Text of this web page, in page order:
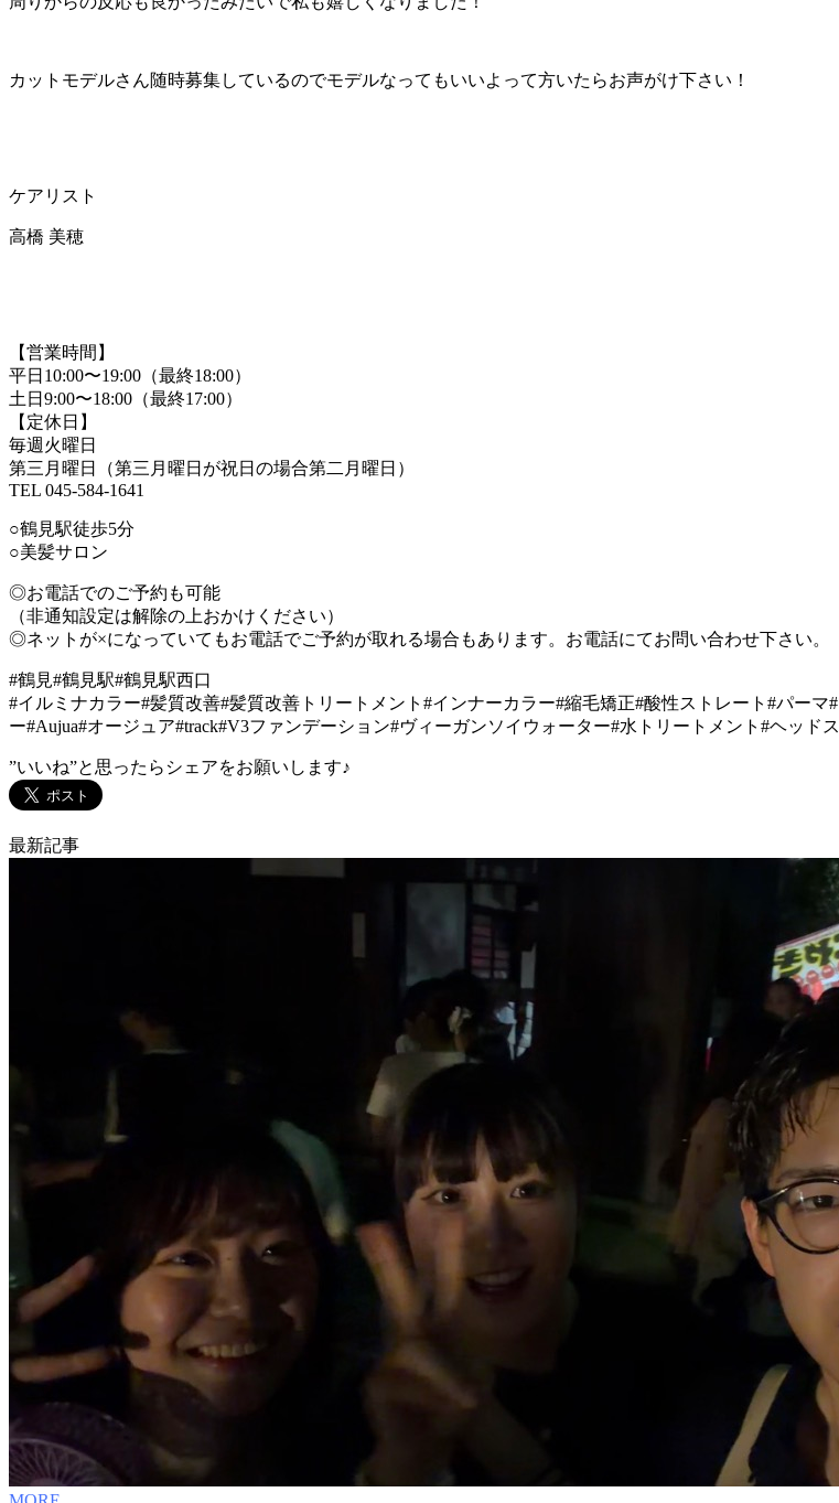
カットモデルさん随時募集しているのでモデルなってもいいよって方いたらお声がけ下さい！
ケアリスト
高橋 美穂
【営業時間】
平日10:00〜19:00（最終18:00）
土日9:00〜18:00（最終17:00）
【定休日】
毎週火曜日
第三月曜日（第三月曜日が祝日の場合第二月曜日）
TEL 045-584-1641
○鶴見駅徒歩5分
○美髪サロン
◎お電話でのご予約も可能
（非通知設定は解除の上おかけください）
◎ネットが×になっていてもお電話でご予約が取れる場合もあります。お電話にてお問い合わせ下さい。
#鶴見#鶴見駅#鶴見駅西口
#イルミナカラー#髪質改善#髪質改善トリートメント#インナーカラー#縮毛矯正#酸性ストレート#パー
ー#Aujua#オージュア#track#V3ファンデーション#ヴィーガンソイウォーター#水トリートメント#ヘッド
”いいね”と思ったらシェアをお願いします♪
最新記事